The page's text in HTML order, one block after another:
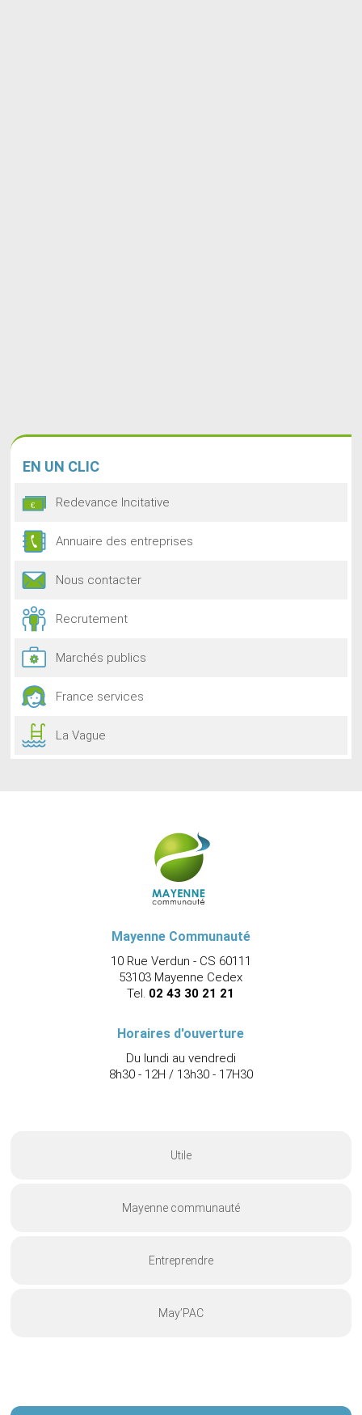
EN UN CLIC
Redevance Incitative
Annuaire des entreprises
Nous contacter
Recrutement
Marchés publics
France services
La Vague
Mayenne Communauté
10 Rue Verdun - CS 60111
53103 Mayenne Cedex
Tel. 02 43 30 21 21
Horaires d'ouverture
Du lundi au vendredi
8h30 - 12H / 13h30 - 17H30
Utile
Mayenne communauté
Entreprendre
May’PAC